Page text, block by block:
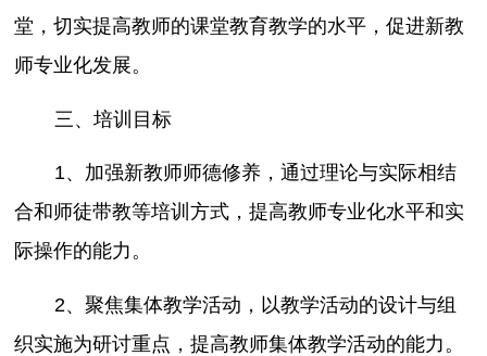
堂，切实提高教师的课堂教育教学的水平，促进新教
师专业化发展。
三、培训目标
1、加强新教师师德修养，通过理论与实际相结
合和师徒带教等培训方式，提高教师专业化水平和实
际操作的能力。
2、聚焦集体教学活动，以教学活动的设计与组
织实施为研讨重点，提高教师集体教学活动的能力。